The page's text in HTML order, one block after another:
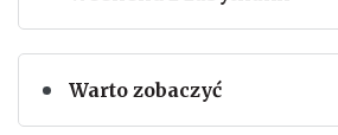
Warto zobaczyć